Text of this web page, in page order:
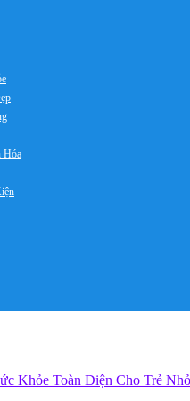
Hóa
Khỏe Toàn Diện Cho Trẻ Nhỏ